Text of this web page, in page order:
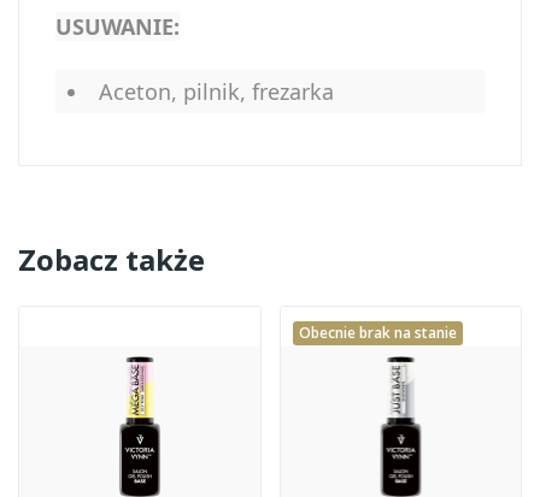
USUWANIE:
Aceton, pilnik, frezarka
Zobacz także
Obecnie brak na stanie